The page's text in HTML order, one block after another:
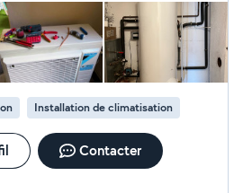
vos besoins. Devis clair et
et satisfaction du client sont
N'hésitez pas à me contacter
Ce qui ne gâche rien. Je valide
Installation de climatisation
Contacter